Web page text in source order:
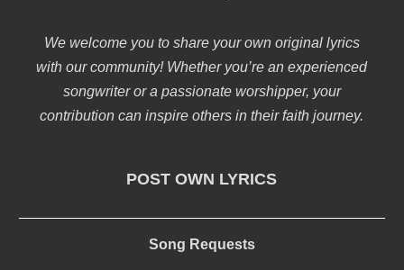
We welcome you to share your own original lyrics
with our community! Whether you’re an experienced
songwriter or a passionate worshipper, your
contribution can inspire others in their faith journey.
POST OWN LYRICS
Song Requests